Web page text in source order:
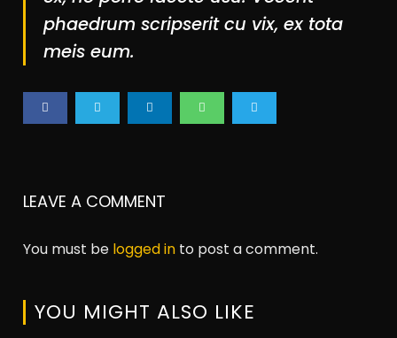
phaedrum scripserit cu vix, ex tota
meis eum.
LEAVE A COMMENT
You must be logged in to post a comment.
YOU MIGHT ALSO LIKE